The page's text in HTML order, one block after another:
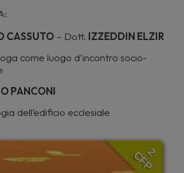
CASSUTO – Dott. IZZEDDIN ELZIR
come luogo d’incontro socio-
PANCONI
dell’edificio ecclesiale
2
CFP